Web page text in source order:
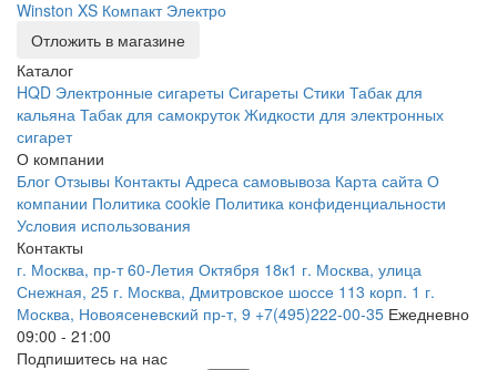
Winston XS Компакт Электро
Отложить в магазине
Каталог
HQD Электронные сигареты Сигареты Стики Табак для
кальяна Табак для самокруток Жидкости для электронных
сигарет
О компании
Блог Отзывы Контакты Адреса самовывоза Карта сайта О
компании Политика cookie Политика конфиденциальности
Условия использования
Контакты
г. Москва, пр-т 60-Летия Октября 18к1 г. Москва, улица
Снежная, 25 г. Москва, Дмитровское шоссе 113 корп. 1 г.
Москва, Новоясеневский пр-т, 9 +7(495)222-00-35 Ежедневно
09:00 - 21:00
Подпишитесь на нас